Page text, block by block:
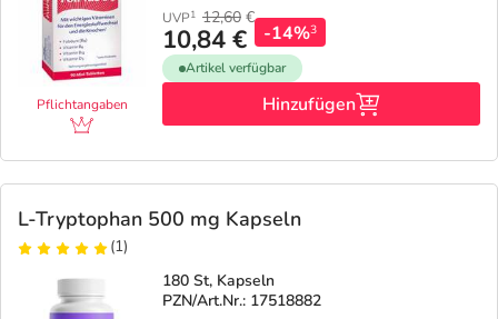
Pflichtangaben
UVP1 12,60 €
10,84 € -14%3
Artikel verfügbar
Hinzufügen
L-Tryptophan 500 mg Kapseln
(1)
180 St, Kapseln
PZN/Art.Nr.: 17518882